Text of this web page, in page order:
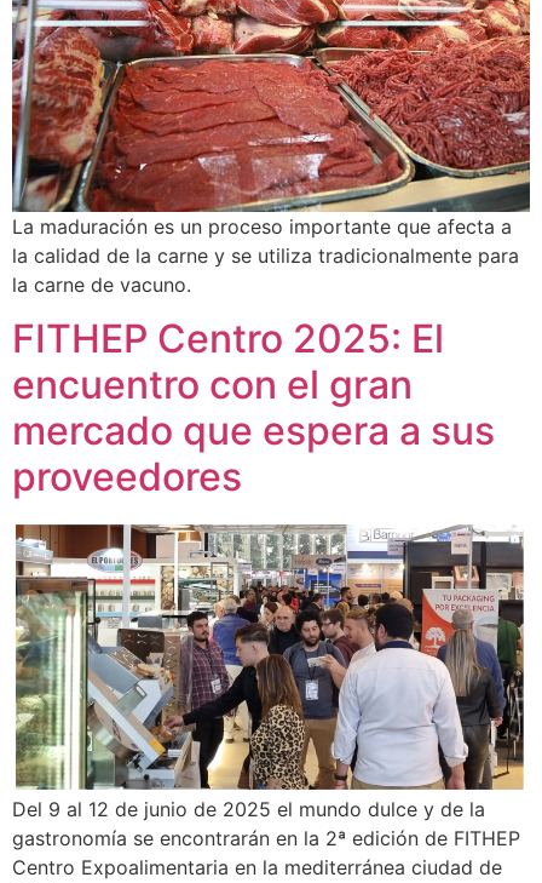
La maduración es un proceso importante que afecta a
la calidad de la carne y se utiliza tradicionalmente para
la carne de vacuno.
FITHEP Centro 2025: El
encuentro con el gran
mercado que espera a sus
proveedores
Del 9 al 12 de junio de 2025 el mundo dulce y de la
gastronomía se encontrarán en la 2ª edición de FITHEP
Centro Expoalimentaria en la mediterránea ciudad de